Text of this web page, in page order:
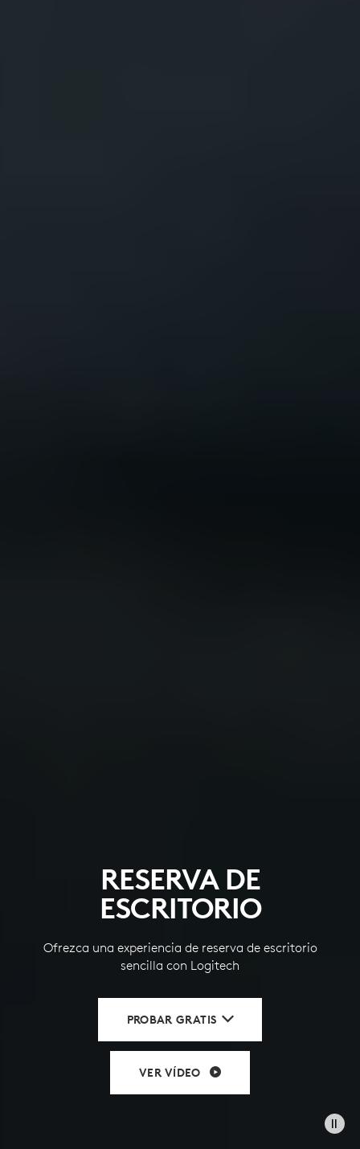
RESERVA DE
ESCRITORIO
Ofrezca una experiencia de reserva de escritorio
sencilla con Logitech
PROBAR GRATIS
VER VÍDEO